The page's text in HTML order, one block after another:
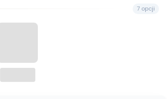
7 opcji